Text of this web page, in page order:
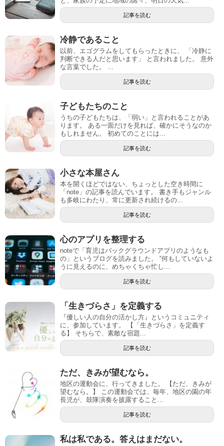
記事を読む
冷静であること
以前、エゴグラムをしてもらったときに、 「冷静に
判断できる人だと思います」 と言われました。 意外
な言葉でした。 ...
記事を読む
子どもたちのこと
うちの子どもたちは、「弱い」と言われることがあ
ります。 ある一面だけを見れば、確かにそうなのか
もしれません。 初めてのことには...
記事を読む
小さな本屋さん
本を開くほどではない、ちょっとした空き時間に
「note」の記事を読んでいます。 書き手もジャンル
も多岐にわたり、常に更新され続けるの...
記事を読む
心のアプリを整理する
noteで「育児はバックグラウンドアプリのようなも
の」というブログを読みました。 “何もしていないよ
うに見えるのに、めちゃくちゃ忙し...
記事を読む
「生きづらさ」を定義する
『優しい人の自分の活かし方』というコミュニティ
に、参加しています。 【「生きづらさ」を定義す
る】 そちらで、素敵な宿題...
記事を読む
ただ、きみが望むなら。
地区の運動会に、行ってきました。 【ただ、きみが
望むなら。】 この運動会では、毎年、地区の園の年
長児が、鼓隊演奏を披露すること...
記事を読む
私は私である。答えはまだない。